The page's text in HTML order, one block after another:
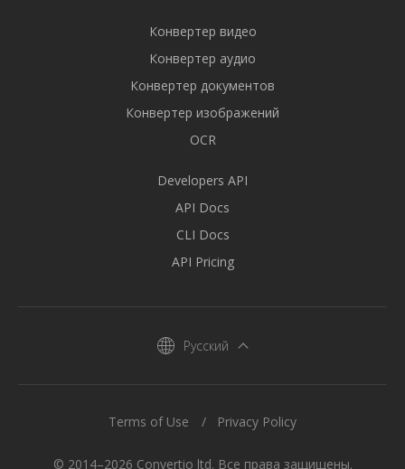
Конвертер видео
Конвертер аудио
Конвертер документов
Конвертер изображений
OCR
Developers API
API Docs
CLI Docs
API Pricing
Русский
© 2014–2026 Convertio ltd. Все права защищены.
Terms of Use Privacy Policy